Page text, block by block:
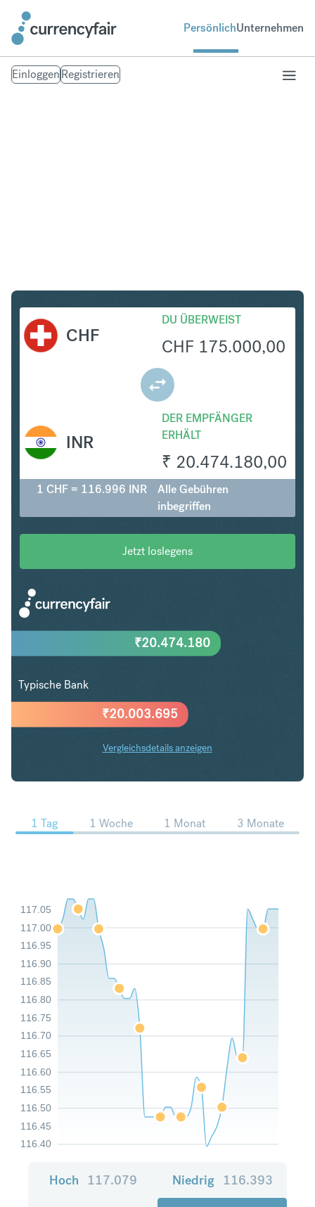
PersönlichUnternehmen
EinloggenRegistrieren
CHF
DU ÜBERWEIST
CHF 175.000,00
DER EMPFÄNGER
ERHÄLT
₹ 20.474.180,00
INR
1 CHF = 116.996 INR
Alle Gebühren
inbegriffen
Jetzt loslegens
₹20.003.695
₹20.474.180
Typische Bank
Vergleichsdetails anzeigen
CHF in INR Trends
1 Tag 1 Woche 1 Monat 3 Monate
116.40
116.45
116.50
116.55
116.60
116.65
116.70
116.75
116.80
116.85
116.90
116.95
117.00
117.05
Hoch 117.079 Niedrig 116.393